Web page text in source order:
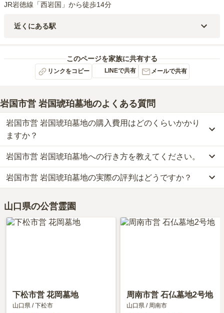
JR岩徳線「西岩国」から徒歩14分
近くにある駅
このページを家族に共有する
リンクをコピー LINEで共有 メールで共有
岩国市営 岩国琥珀墓地のよくある質問
岩国市営 岩国琥珀墓地の購入費用はどのくらいかかり
ますか？
岩国市営 岩国琥珀墓地の現在の販売価格については現在調査中で
す。
お墓は、価格が高いものがよい、安いものが悪い、という訳ではあ
りません。大切なのは、ご家族が心から納得し、安心してお参りで
きる場所を選ぶことです。
岩国市営 岩国琥珀墓地への行き方を教えてください。
公共交通機関の場合JR岩徳線「西岩国」から徒歩14分です。
詳しいルートや地図は、本ページの「地図・交通アクセス」欄をご
確認ください。
岩国市営 岩国琥珀墓地の実際の評判はどうですか？
口コミはあくまで一つの目安です。資料請求や現地見学を通して、
ご自身の目で雰囲気を確認してみることをおすすめします。
山口県の公営霊園
下松市営 花岡墓地
山口県 /下松市
周南市営 石仏墓地2号地
山口県 / 周南市